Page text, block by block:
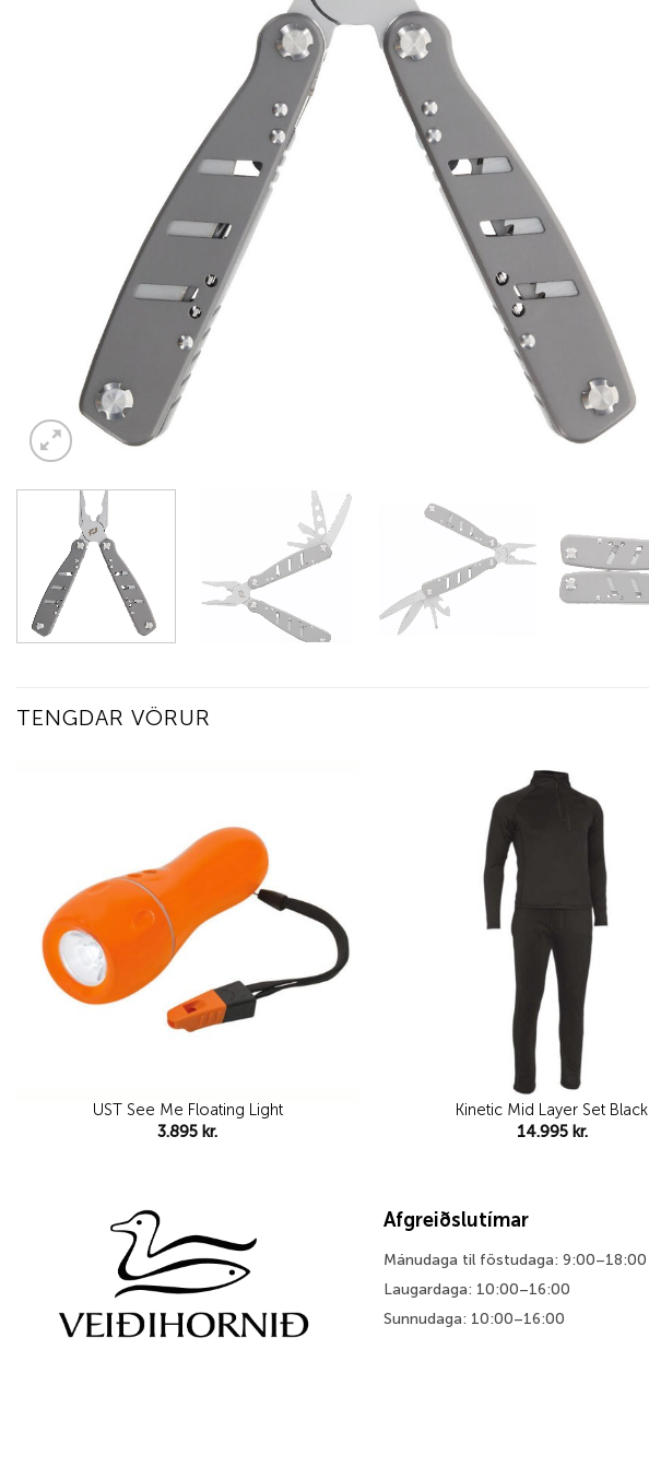
TENGDAR VÖRUR
UST See Me Floating Light
3.895 kr.
Kinetic Mid Layer Set Black
14.995 kr.
Afgreiðslutímar
Mánudaga til föstudaga: 9:00–18:00
Laugardaga: 10:00–16:00
Sunnudaga: 10:00–16:00